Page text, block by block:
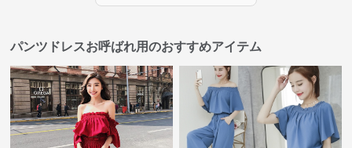
パンツドレスお呼ばれ用のおすすめアイテム